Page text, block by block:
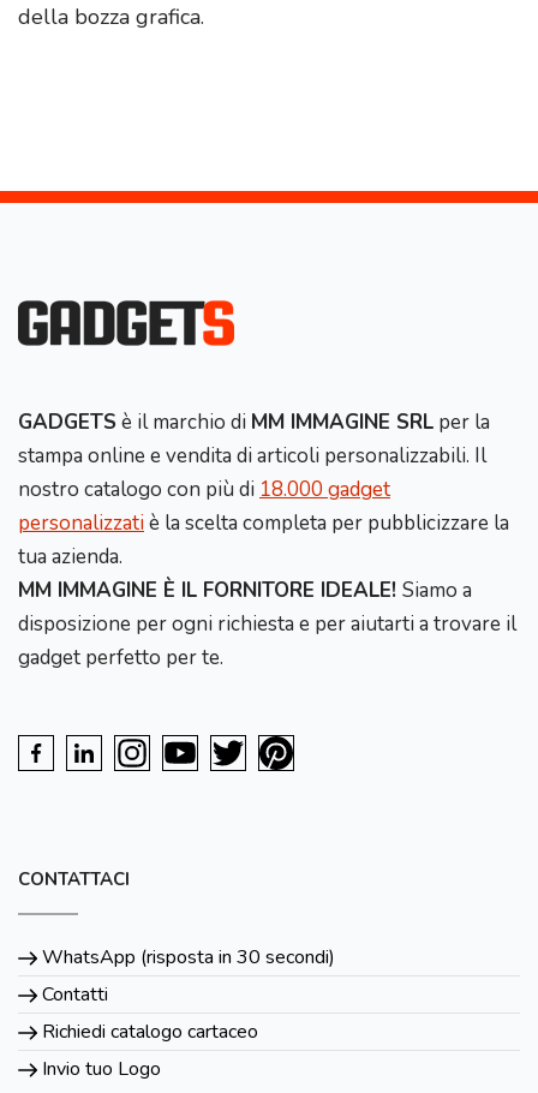
della bozza grafica.
GADGETS è il marchio di MM IMMAGINE SRL per la
stampa online e vendita di articoli personalizzabili. Il
nostro catalogo con più di 18.000 gadget
personalizzatiè la scelta completa per pubblicizzare la
tua azienda.
MM IMMAGINE È IL FORNITORE IDEALE! Siamo a
disposizione per ogni richiesta e per aiutarti a trovare il
gadget perfetto per te.
CONTATTACI
WhatsApp (risposta in 30 secondi)
Contatti
Richiedi catalogo cartaceo
Invio tuo Logo